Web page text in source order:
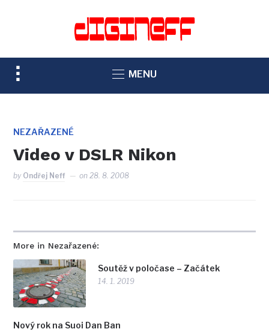
TOGGLE
SIDEBAR
NAVIGATION
MENU
NEZAŘAZENÉ
Video v DSLR Nikon
by Ondřej Neff on28. 8. 2008
More in Nezařazené:
Soutěž v poločase – Začátek
14. 1. 2019
Nový rok na Suoi Dan Ban